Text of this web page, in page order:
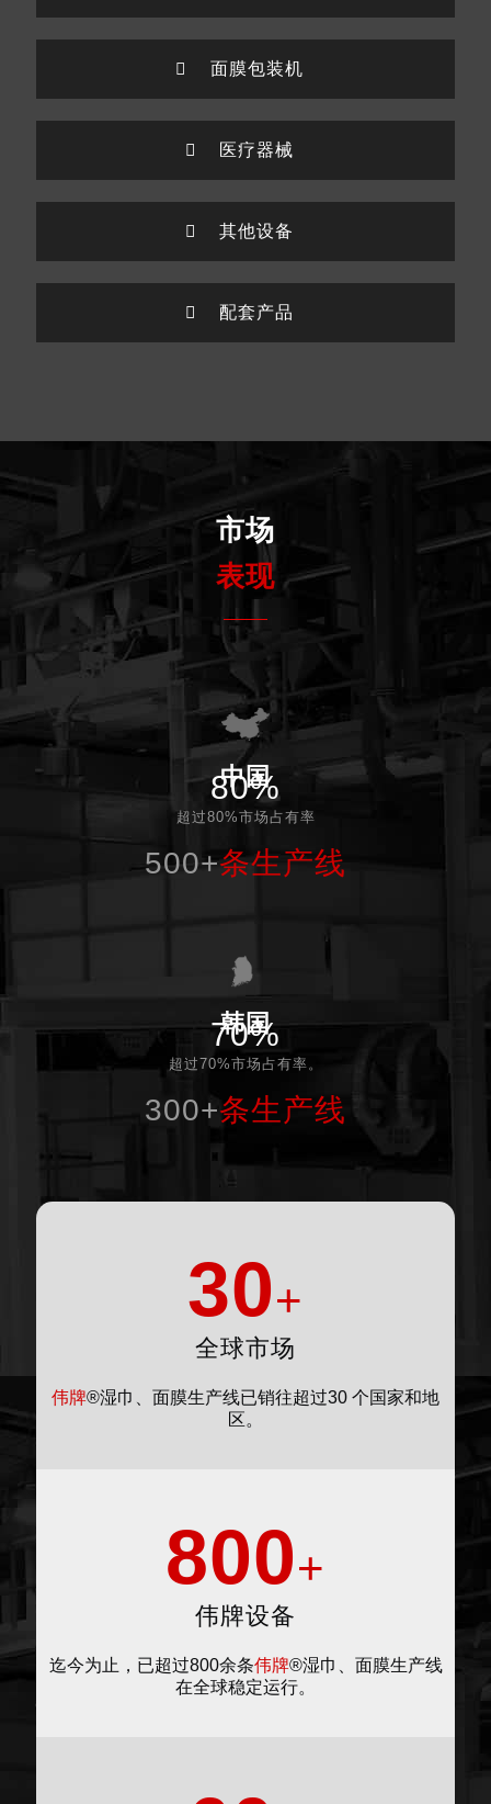
面膜包装机
医疗器械
其他设备
配套产品
市场
表现
80%
中国
超过80%市场占有率
500+条生产线
70%
韩国
超过70%市场占有率。
300+条生产线
30+
全球市场
伟牌®湿巾、面膜生产线已销往超过30 个国家和地
区。
800+
伟牌设备
迄今为止，已超过800余条伟牌®湿巾、面膜生产线
在全球稳定运行。